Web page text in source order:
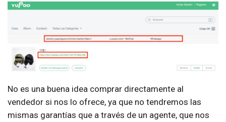
No es una buena idea comprar directamente al
vendedor si nos lo ofrece, ya que no tendremos las
mismas garantías que a través de un agente, que nos